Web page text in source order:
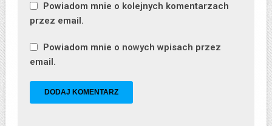
Powiadom mnie o kolejnych komentarzach
przez email.
Powiadom mnie o nowych wpisach przez
email.